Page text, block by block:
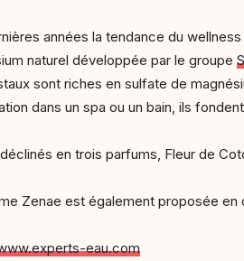
années la tendance du
naturel développée par le groupe
sont riches en sulfate de
dans un spa ou un bain, ils
en trois parfums, Fleur de
Zenae est également proposée
eau.com